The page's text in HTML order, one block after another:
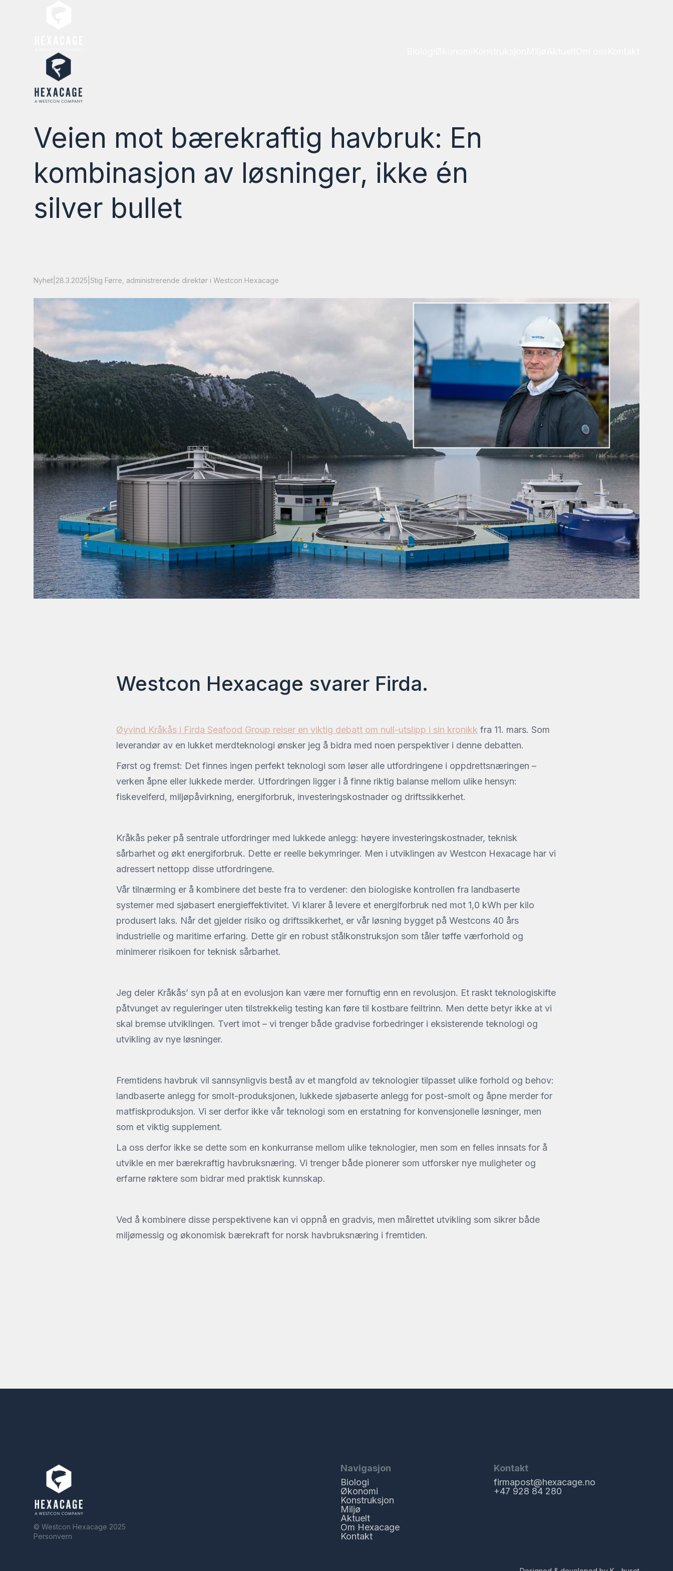
Veien mot bærekraftig havbruk: En
kombinasjon av løsninger, ikke én
silver bullet
Nyhet 28.3.2025 |Stig Førre, administrerende direktør i Westcon Hexacage
Westcon Hexacage svarer Firda.
Øyvind Kråkås i Firda Seafood Group reiser en viktig debatt om null-utslipp i sin kronikk fra 11. mars. Som
leverandør av en lukket merdteknologi ønsker jeg å bidra med noen perspektiver i denne debatten.
Først og fremst: Det finnes ingen perfekt teknologi som løser alle utfordringene i oppdrettsnæringen –
verken åpne eller lukkede merder. Utfordringen ligger i å finne riktig balanse mellom ulike hensyn:
fiskevelferd, miljøpåvirkning, energiforbruk, investeringskostnader og driftssikkerhet.
Kråkås peker på sentrale utfordringer med lukkede anlegg: høyere investeringskostnader, teknisk
sårbarhet og økt energiforbruk. Dette er reelle bekymringer. Men i utviklingen av Westcon Hexacage har vi
adressert nettopp disse utfordringene.
Vår tilnærming er å kombinere det beste fra to verdener: den biologiske kontrollen fra landbaserte
systemer med sjøbasert energieffektivitet. Vi klarer å levere et energiforbruk ned mot 1,0 kWh per kilo
produsert laks. Når det gjelder risiko og driftssikkerhet, er vår løsning bygget på Westcons 40 års
industrielle og maritime erfaring. Dette gir en robust stålkonstruksjon som tåler tøffe værforhold og
minimerer risikoen for teknisk sårbarhet.
Jeg deler Kråkås’ syn på at en evolusjon kan være mer fornuftig enn en revolusjon. Et raskt teknologiskifte
påtvunget av reguleringer uten tilstrekkelig testing kan føre til kostbare feiltrinn. Men dette betyr ikke at vi
skal bremse utviklingen. Tvert imot – vi trenger både gradvise forbedringer i eksisterende teknologi og
utvikling av nye løsninger.
Fremtidens havbruk vil sannsynligvis bestå av et mangfold av teknologier tilpasset ulike forhold og behov:
landbaserte anlegg for smolt-produksjonen, lukkede sjøbaserte anlegg for post-smolt og åpne merder for
matfiskproduksjon. Vi ser derfor ikke vår teknologi som en erstatning for konvensjonelle løsninger, men
som et viktig supplement.
La oss derfor ikke se dette som en konkurranse mellom ulike teknologier, men som en felles innsats for å
utvikle en mer bærekraftig havbruksnæring. Vi trenger både pionerer som utforsker nye muligheter og
erfarne røktere som bidrar med praktisk kunnskap.
Ved å kombinere disse perspektivene kan vi oppnå en gradvis, men målrettet utvikling som sikrer både
miljømessig og økonomisk bærekraft for norsk havbruksnæring i fremtiden.
© Westcon Hexacage 2025
Personvern
Navigasjon
Biologi
Økonomi
Konstruksjon
Miljø
Aktuelt
Om Hexacage
Kontakt
Kontakt
firmapost@hexacage.no
+47 928 84 280